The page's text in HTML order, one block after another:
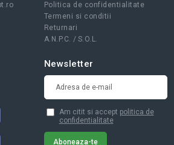
Politica de confidentialitate
Termeni si conditii
Returnari
A.N.P.C. / S.O.L.
Newsletter
Am citit si accept politica de
confidentialitate